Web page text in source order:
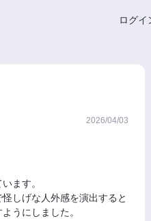
ログイ
2026/04/03
ます。
しげな人外感を演出すると
うにしました。